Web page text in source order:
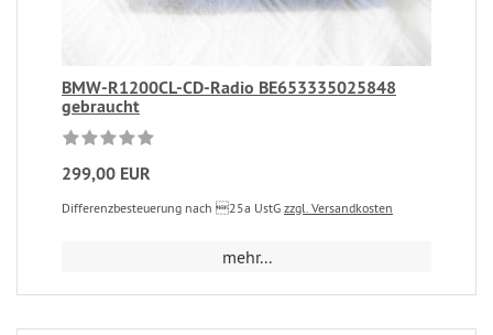
BMW-R1200CL-CD-Radio BE653335025848
gebraucht
299,00 EUR
Differenzbesteuerung nach 25a UstG zzgl. Versandkosten
mehr...